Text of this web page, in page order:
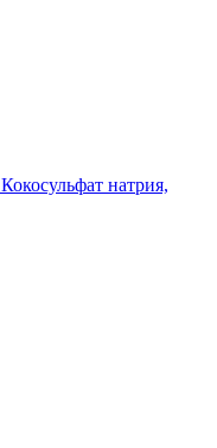
Кокосульфат натрия,